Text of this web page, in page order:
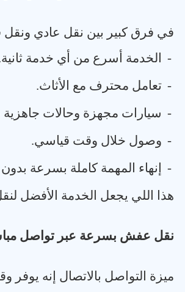
في فرق كبير بين نقل عادي
-
الخدمة أسرع من أي خدمة ثانية
- تعامل محترف مع الأثاث.
- سيارات مجهزة وحالات جاهزية
- وصول خلال وقت قياسي.
-
إنهاء المهمة كاملة بسرعة
هذا اللي يجعل الخدمة الأفضل
نقل عفش بسرعة عبر تواصل
ميزة التواصل بالاتصال إنه يوفر